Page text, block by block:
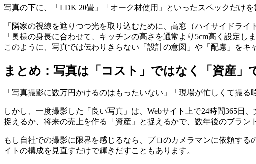
写真の下に、「LDK 20畳」「オーク材使用」といったスペックだけ
「隣家の視線を遮りつつ光を取り込むために、高窓（ハイサイドライ
「奥様の身長に合わせて、キッチンの高さを通常より5cm高く設定しま
このように、写真では伝わりきらない「設計の意図」や「配慮」を
まとめ：写真は「コスト」ではなく「資産」
「写真撮影に数万円かけるのはもったいない」「現場が忙しくて撮
しかし、一度撮影した「良い写真」は、Webサイト上で24時間365日
捉えるか、将来の売上を作る「資産」と捉えるかで、数年後のブラン
もし自社での撮影に限界を感じるなら、プロのカメラマンに依頼す
イトの構成を見直すだけで輝きだすこともあります。